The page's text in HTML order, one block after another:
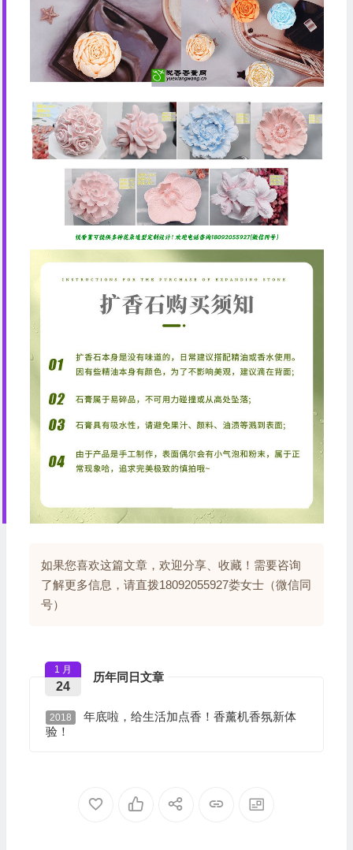
如果您喜欢这篇文章，欢迎分享、收藏！需要咨询
了解更多信息，请直拨18092055927娄女士（微信同
号）
历年同日文章
1 月
24
2018
年底啦，给生活加点香！香薰机香氛新体
验！